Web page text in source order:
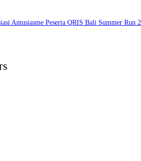
Antusiasme Peserta QRIS Bali Summer Run